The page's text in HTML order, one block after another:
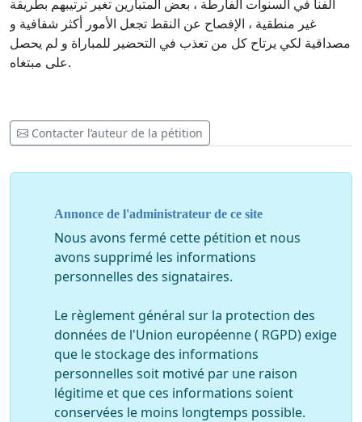
ألفنا في السنوات الفارطة ، بعض المتبارين تغير ترتيبهم بطريقة
غير منطقية ، الإفصاح عن النقط تجعل الأمور أكثر شفافية و
مصداقية لكي يرتاح كل من تعذب في التحضير للمباراة و لم يحصل
على مبتغاه.
Contacter l’auteur de la pétition
Annonce de l'administrateur de ce site
Nous avons fermé cette pétition et nous
avons supprimé les informations
personnelles des signataires.
Le règlement général sur la protection des
données de l'Union européenne ( RGPD) exige
que le stockage des informations
personnelles soit motivé par une raison
légitime et que ces informations soient
conservées le moins longtemps possible.